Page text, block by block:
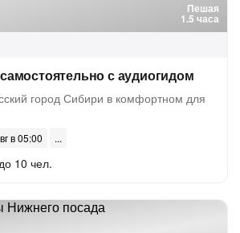
Пешая
1.5 часа
с аудиогидом
город Сибири в комфортном для
в 05:00
10 чел.